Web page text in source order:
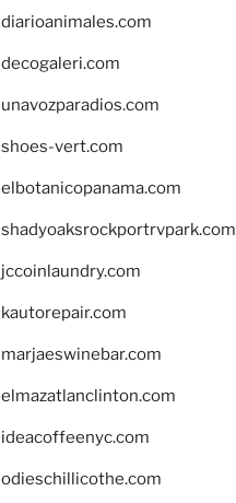
diarioanimales.com
decogaleri.com
unavozparadios.com
shoes-vert.com
elbotanicopanama.com
shadyoaksrockportrvpark.com
jccoinlaundry.com
kautorepair.com
marjaeswinebar.com
elmazatlanclinton.com
ideacoffeenyc.com
odieschillicothe.com